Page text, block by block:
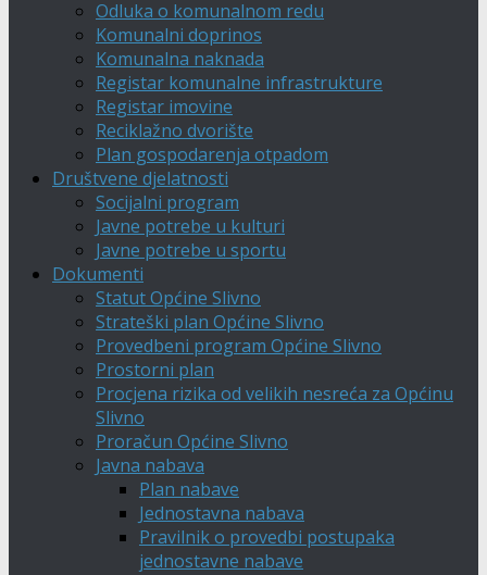
Odluka o komunalnom redu
Komunalni doprinos
Komunalna naknada
Registar komunalne infrastrukture
Registar imovine
Reciklažno dvorište
Plan gospodarenja otpadom
Društvene djelatnosti
Socijalni program
Javne potrebe u kulturi
Javne potrebe u sportu
Dokumenti
Statut Općine Slivno
Strateški plan Općine Slivno
Provedbeni program Općine Slivno
Prostorni plan
Procjena rizika od velikih nesreća za Općinu
Slivno
Proračun Općine Slivno
Javna nabava
Plan nabave
Jednostavna nabava
Pravilnik o provedbi postupaka
jednostavne nabave